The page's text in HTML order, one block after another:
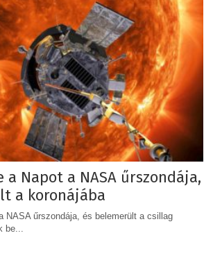
Napot a NASA űrszondája,
a koronájába
NASA űrszondája, és belemerült a csillag